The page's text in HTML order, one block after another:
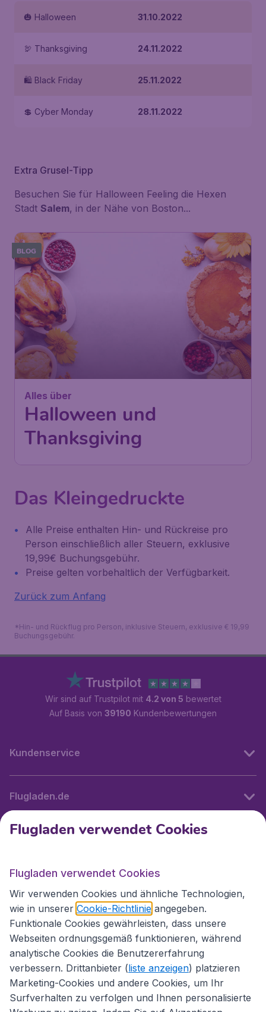
🎃 Halloween 31.10.2022
🦃 Thanksgiving 24.11.2022
🛍️ Black Friday 25.11.2022
💲 Cyber Monday 28.11.2022
Extra Grusel-Tipp
Besuchen Sie für Halloween Feeling die Hexen
Stadt Salem, in der Nähe von Boston...
BLOG
Alles über
Halloween und
Thanksgiving
Das Kleingedruckte
Alle Preise enthalten Hin- und Rückreise pro
Person einschließlich aller Steuern, exklusive
19,99€ Buchungsgebühr.
Preise gelten vorbehaltlich der Verfügbarkeit.
Zurück zum Anfang
*Hin- und Rückflug pro Person, inklusive Steuern, exklusive € 19,99
Buchungsgebühr.
Wir sind auf Trustpilot mit 4.2 von 5 bewertet
Auf Basis von 39190 Kundenbewertungen
Kundenservice
Flugladen.de
Internationale Webseiten
Folgen Sie uns:
Flugladen verwendet Cookies
Flugladen verwendet Cookies
Wir verwenden Cookies und ähnliche Technologien,
wie in unserer Cookie-Richtlinie angegeben.
Funktionale Cookies gewährleisten, dass unsere
Webseiten ordnungsgemäß funktionieren, während
analytische Cookies die Benutzererfahrung
verbessern. Drittanbieter (liste anzeigen) platzieren
Marketing-Cookies und andere Cookies, um Ihr
Surfverhalten zu verfolgen und Ihnen personalisierte